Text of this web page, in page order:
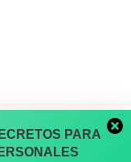
PARA